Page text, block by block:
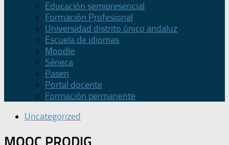
Educación semipresencial
Formación Profesional
Universidad distrito único andaluz
Escuela de idiomas
Moodle
Séneca
Pasen
Portal docente
Formación permanente
Uncategorized